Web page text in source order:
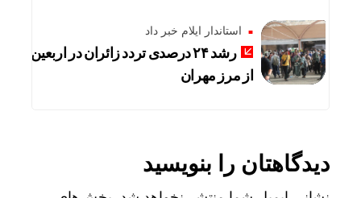
استاندار ایلام خبر داد
رشد ۲۴ درصدی تردد زائران در اربعین
از مرز مهران
دیدگاهتان را بنویسید